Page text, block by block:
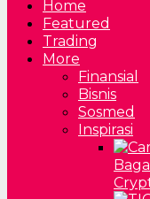
Home
Featured
Trading
More
Finansial
Bisnis
Sosmed
Inspirasi